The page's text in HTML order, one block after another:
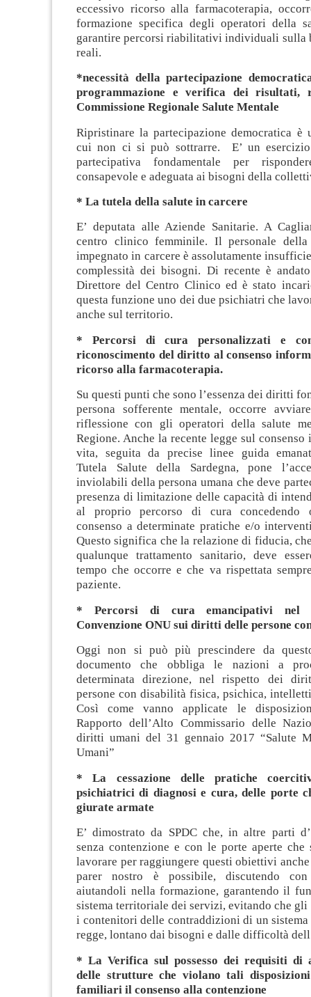
eccessivo ricorso alla farmacoterapia,
formazione specifica degli operatori della
garantire percorsi riabilitativi individuali sulla
reali.
*necessità della partecipazione
programmazione e verifica dei risultati,
Commissione Regionale Salute Mentale
Ripristinare la partecipazione democratica è
cui non ci si può sottrarre. E’ un
partecipativa fondamentale per
consapevole e adeguata ai bisogni della
* La tutela della salute in carcere
E’ deputata alle Aziende Sanitarie. A
centro clinico femminile. Il personale della
impegnato in carcere è assolutamente
complessità dei bisogni. Di recente è
Direttore del Centro Clinico ed è stato
questa funzione uno dei due psichiatri che
anche sul territorio.
* Percorsi di cura personalizzati e
riconoscimento del diritto al consenso
ricorso alla farmacoterapia.
Su questi punti che sono l’essenza dei diritti
persona sofferente mentale, occorre
riflessione con gli operatori della salute
Regione. Anche la recente legge sul
vita, seguita da precise linee guida
Tutela Salute della Sardegna, pone
inviolabili della persona umana che deve
presenza di limitazione delle capacità di
al proprio percorso di cura
consenso a determinate pratiche e/o
Questo significa che la relazione di fiducia,
qualunque trattamento sanitario, deve
tempo che occorre e che va rispettata
paziente.
* Percorsi di cura emancipativi nel
Convenzione ONU sui diritti delle persone
Oggi non si può più prescindere da
documento che obbliga le nazioni a
determinata direzione, nel rispetto dei
persone con disabilità fisica, psichica,
Così come vanno applicate le
Rapporto dell’Alto Commissario delle
diritti umani del 31 gennaio 2017 “Salute
Umani”
* La cessazione delle pratiche
psichiatrici di diagnosi e cura, delle porte
giurate armate
E’ dimostrato da SPDC che, in altre parti
senza contenzione e con le porte aperte che
lavorare per raggiungere questi obiettivi anche
parer nostro è possibile, discutendo
aiutandoli nella formazione, garantendo il
sistema territoriale dei servizi, evitando che gli
i contenitori delle contraddizioni di un sistema
regge, lontano dai bisogni e dalle difficoltà
* La Verifica sul possesso dei requisiti di
delle strutture che violano tali
familiari il consenso alla contenzione